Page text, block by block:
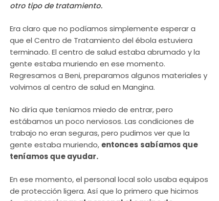
otro tipo de tratamiento.
Era claro que no podíamos simplemente esperar a
que el Centro de Tratamiento del ébola estuviera
terminado. El centro de salud estaba abrumado y la
gente estaba muriendo en ese momento.
Regresamos a Beni, preparamos algunos materiales y
volvimos al centro de salud en Mangina.
No diría que teníamos miedo de entrar, pero
estábamos un poco nerviosos. Las condiciones de
trabajo no eran seguras, pero pudimos ver que la
gente estaba muriendo, entonces sabíamos que
teníamos que ayudar.
En ese momento, el personal local solo usaba equipos
de protección ligera. Así que lo primero que hicimos